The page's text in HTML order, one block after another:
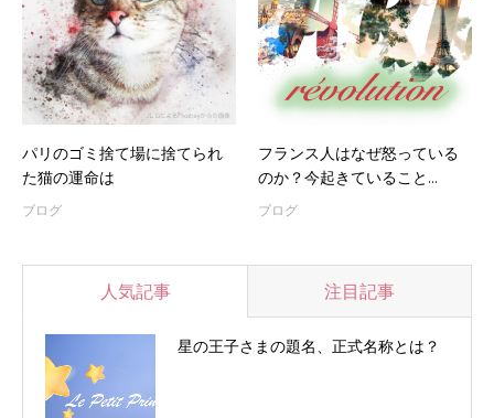
パリのゴミ捨て場に捨てられ
た猫の運命は
ブログ
フランス人はなぜ怒っている
のか？今起きていること…
ブログ
人気記事 注目記事
星の王子さまの題名、正式名称とは？